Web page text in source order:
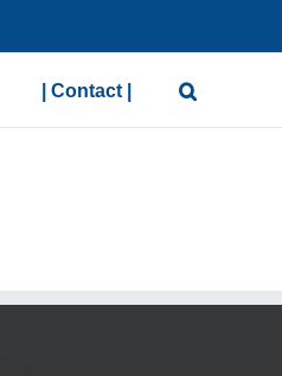
| Contact |